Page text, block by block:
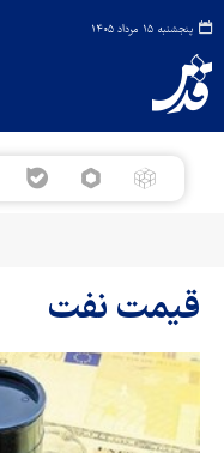
پنجشنبه ۱۵ مرداد ۱۴۰۵
قیمت نفت